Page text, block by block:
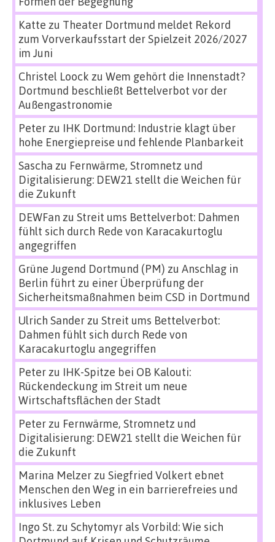
Katte zu Theater Dortmund meldet Rekord
zum Vorverkaufsstart der Spielzeit 2026/2027
im Juni
Christel Loock zu Wem gehört die Innenstadt?
Dortmund beschließt Bettelverbot vor der
Außengastronomie
Peterzu IHK Dortmund: Industrie klagt über
hohe Energiepreise und fehlende Planbarkeit
Sascha zu Fernwärme, Stromnetz und
Digitalisierung: DEW21 stellt die Weichen für
die Zukunft
DEWFan zu Streit ums Bettelverbot: Dahmen
fühlt sich durch Rede von Karacakurtoglu
angegriffen
Grüne Jugend Dortmund (PM) zu Anschlag in
Berlin führt zu einer Überprüfung der
Sicherheitsmaßnahmen beim CSD in Dortmund
Ulrich Sanderzu Streit ums Bettelverbot:
Dahmen fühlt sich durch Rede von
Karacakurtoglu angegriffen
Peterzu IHK-Spitze bei OB Kalouti:
Rückendeckung im Streit um neue
Wirtschaftsflächen der Stadt
Peterzu Fernwärme, Stromnetz und
Digitalisierung: DEW21 stellt die Weichen für
die Zukunft
Marina Melzerzu Siegfried Volkert ebnet
Menschen den Weg in ein barrierefreies und
inklusives Leben
Ingo St.zu Schytomyr als Vorbild: Wie sich